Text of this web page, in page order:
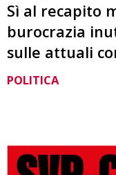
Sì al recapito
burocrazia
sulle attuali
POLITICA